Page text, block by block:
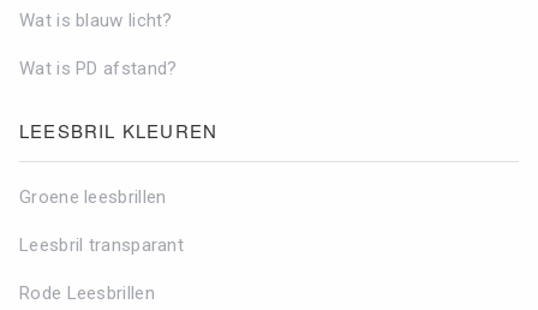
Wat is blauw licht?
Wat is PD afstand?
LEESBRIL KLEUREN
Groene leesbrillen
Leesbril transparant
Rode Leesbrillen